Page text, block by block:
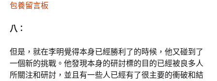
包養留言板
八：
但是，就在李明覺得本身已經勝利了的時候，他又碰到了
一個新的挑戰。他發現本身的研討標的目的已經被良多人
所關注和研討，並且有一些人已經有了很主要的衝破和結